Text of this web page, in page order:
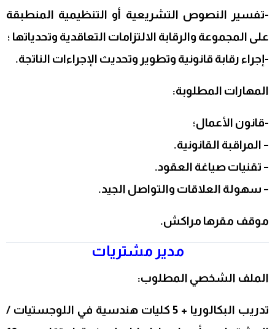
-تفسير النصوص التشريعية أو التنظيمية المنطبقة
على المجموعة والرقابة الالتزامات التعاقدية وتحدياتها ؛
-إجراء رقابة قانونية وتطوير وتحديث الإجراءات الناتجة.
المهارات المطلوبة:
-قانون الأعمال؛
– المراقبة القانونية.
– تقنيات صياغة العقود.
– سهولة العلاقات والتواصل الجيد.
موقف مقرها مراكش.
مدير مشتريات
الملف الشخصي المطلوب:
تدريب البكالوريا + 5 كليات هندسية في اللوجستيات /